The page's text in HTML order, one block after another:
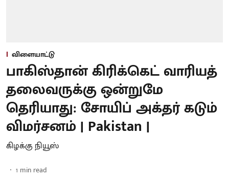
விளையாட்டு
பாகிஸ்தான் கிரிக்கெட் வாரியத்
தலைவருக்கு ஒன்றுமே
தெரியாது: சோயிப் அக்தர் கடும்
விமர்சனம் | Pakistan |
கிழக்கு நியூஸ்
1 min read